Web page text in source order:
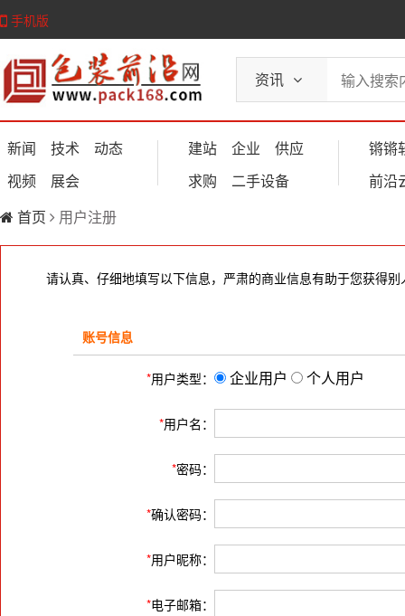
手机版
资讯
新闻 技术
动态
视频
展会
建站 企业
供应
求购
二手设备
锵锵
前沿
首页
用户注册
请认真、仔细地填写以下信息，严肃的商业信息有助于您获得
账号信息
*用户类型： 企业用户 个人用户
*用户名：
*密码：
*确认密码：
*用户昵称：
*电子邮箱：